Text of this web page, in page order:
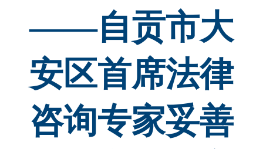
——自贡市大
安区首席法律
咨询专家妥善